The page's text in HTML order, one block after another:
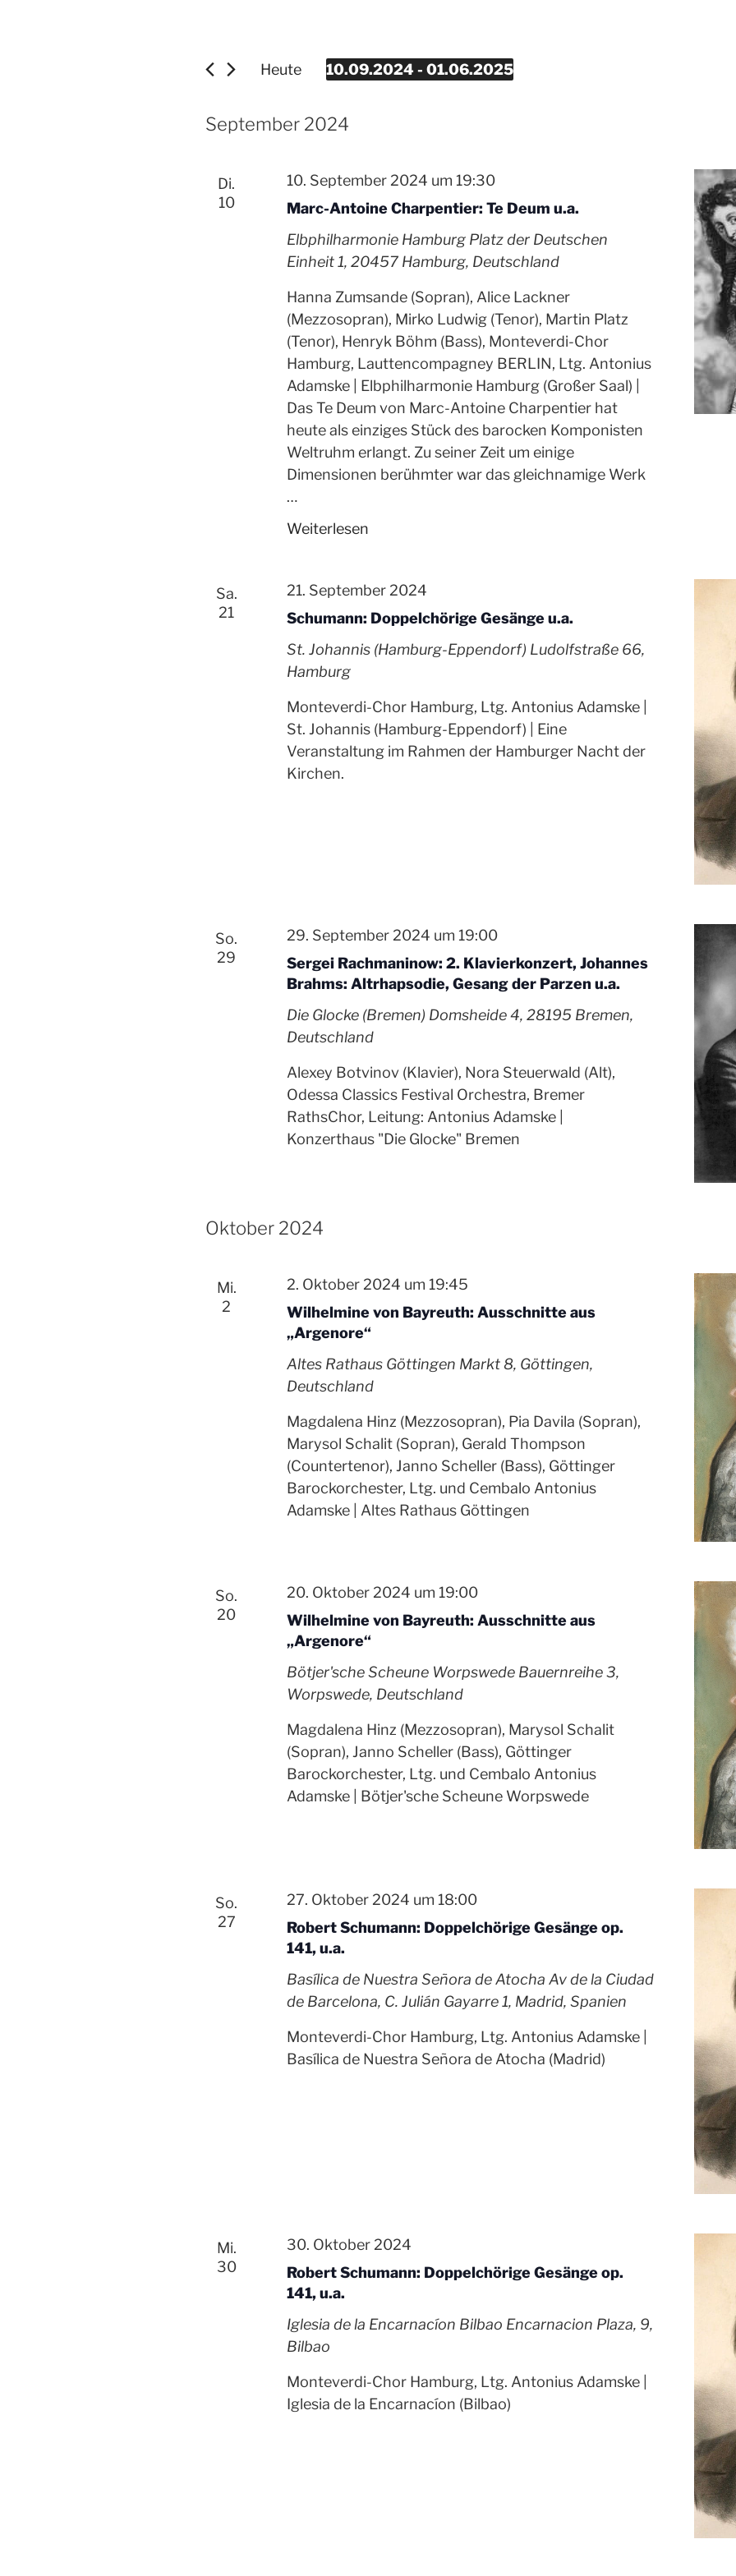
Veranstaltungen
Heute 10.09.2024 - 01.06.2025
a
t
m
w
h
l
e
n
.
September 2024
Di.
10
Marc-Antoine Charpentier: Te Deum u.a.
10. September 2024 um 19:30
Elbphilharmonie Hamburg Platz der Deutschen
Einheit 1, 20457 Hamburg, Deutschland
Hanna Zumsande (Sopran), Alice Lackner
(Mezzosopran), Mirko Ludwig (Tenor), Martin Platz
(Tenor), Henryk Böhm (Bass), Monteverdi-Chor
Hamburg, Lauttencompagney BERLIN, Ltg. Antonius
Adamske | Elbphilharmonie Hamburg (Großer Saal) |
Das Te Deum von Marc-Antoine Charpentier hat
heute als einziges Stück des barocken Komponisten
Weltruhm erlangt. Zu seiner Zeit um einige
Dimensionen berühmter war das gleichnamige Werk
…
Weiterlesen
Sa.
21
Schumann: Doppelchörige Gesänge u.a.
21. September 2024
St. Johannis (Hamburg-Eppendorf) Ludolfstraße 66,
Hamburg
Monteverdi-Chor Hamburg, Ltg. Antonius Adamske |
St. Johannis (Hamburg-Eppendorf) | Eine
Veranstaltung im Rahmen der Hamburger Nacht der
Kirchen.
So.
29
Sergei Rachmaninow: 2. Klavierkonzert, Johannes
Brahms: Altrhapsodie, Gesang der Parzen u.a.
29. September 2024 um 19:00
Die Glocke (Bremen) Domsheide 4, 28195 Bremen,
Deutschland
Alexey Botvinov (Klavier), Nora Steuerwald (Alt),
Odessa Classics Festival Orchestra, Bremer
RathsChor, Leitung: Antonius Adamske |
Konzerthaus "Die Glocke" Bremen
Oktober 2024
Mi.
2
Wilhelmine von Bayreuth: Ausschnitte aus
„Argenore“
2. Oktober 2024 um 19:45
Altes Rathaus Göttingen Markt 8, Göttingen,
Deutschland
Magdalena Hinz (Mezzosopran), Pia Davila (Sopran),
Marysol Schalit (Sopran), Gerald Thompson
(Countertenor), Janno Scheller (Bass), Göttinger
Barockorchester, Ltg. und Cembalo Antonius
Adamske | Altes Rathaus Göttingen
So.
20
Wilhelmine von Bayreuth: Ausschnitte aus
„Argenore“
20. Oktober 2024 um 19:00
Bötjer'sche Scheune Worpswede Bauernreihe 3,
Worpswede, Deutschland
Magdalena Hinz (Mezzosopran), Marysol Schalit
(Sopran), Janno Scheller (Bass), Göttinger
Barockorchester, Ltg. und Cembalo Antonius
Adamske | Bötjer'sche Scheune Worpswede
So.
27
Robert Schumann: Doppelchörige Gesänge op.
141, u.a.
27. Oktober 2024 um 18:00
Basílica de Nuestra Señora de AtochaAv de la Ciudad
de Barcelona, C. Julián Gayarre 1, Madrid, Spanien
Monteverdi-Chor Hamburg, Ltg. Antonius Adamske |
Basílica de Nuestra Señora de Atocha (Madrid)
Mi.
30
Robert Schumann: Doppelchörige Gesänge op.
141, u.a.
30. Oktober 2024
Iglesia de la Encarnacíon Bilbao Encarnacion Plaza, 9,
Bilbao
Monteverdi-Chor Hamburg, Ltg. Antonius Adamske |
Iglesia de la Encarnacíon (Bilbao)